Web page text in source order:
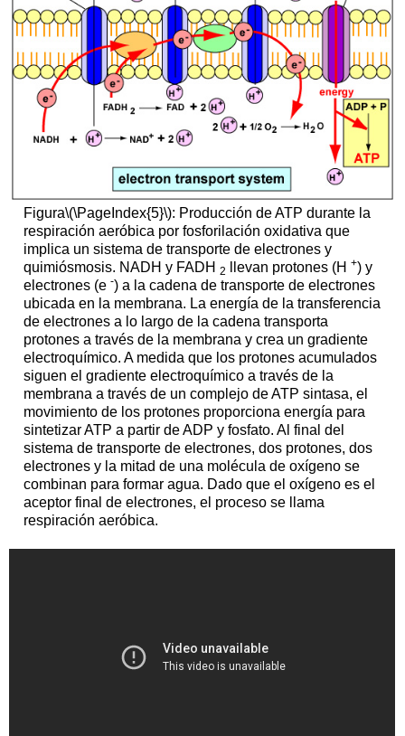
Figura\(\PageIndex{5}\): Producción de ATP durante la
respiración aeróbica por fosforilación oxidativa que
implica un sistema de transporte de electrones y
quimiósmosis. NADH y FADH 2 llevan protones (H +) y
electrones (e -) a la cadena de transporte de electrones
ubicada en la membrana. La energía de la transferencia
de electrones a lo largo de la cadena transporta
protones a través de la membrana y crea un gradiente
electroquímico. A medida que los protones acumulados
siguen el gradiente electroquímico a través de la
membrana a través de un complejo de ATP sintasa, el
movimiento de los protones proporciona energía para
sintetizar ATP a partir de ADP y fosfato. Al final del
sistema de transporte de electrones, dos protones, dos
electrones y la mitad de una molécula de oxígeno se
combinan para formar agua. Dado que el oxígeno es el
aceptor final de electrones, el proceso se llama
respiración aeróbica.